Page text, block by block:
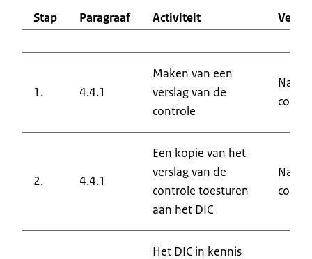
Stap Paragraaf Activiteit
1. 4.4.1
Maken van een
verslag van de
controle
2. 4.4.1
Een kopie van het
verslag van de
controle toesturen
aan het DIC
Het DIC in kennis